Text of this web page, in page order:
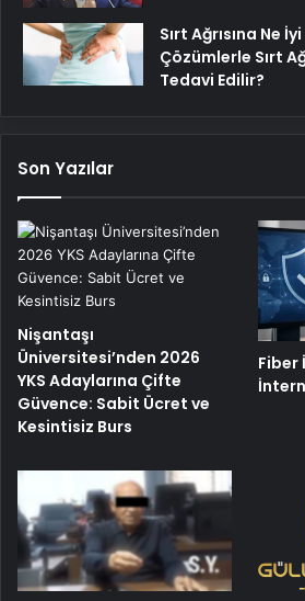
Sırt Ağrısına Ne
Çözümlerle Sırt
Tedavi Edilir?
Son Yazılar
Nişantaşı
Üniversitesi’nden 2026
YKS Adaylarına Çifte
Güvence: Sabit Ücret ve
Kesintisiz Burs
Fiber